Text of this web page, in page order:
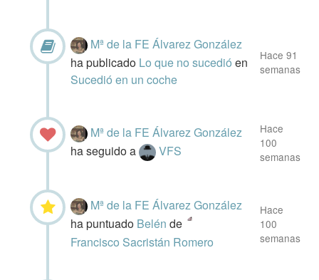
Mª de la FE Álvarez González
ha publicado Lo que no sucedióen
Sucedió en un coche
Hace 91
semanas
Mª de la FE Álvarez González
ha seguido a
VFS
Hace
100
semanas
Mª de la FE Álvarez González
ha puntuado Belénde
Francisco Sacristán Romero
Hace
100
semanas